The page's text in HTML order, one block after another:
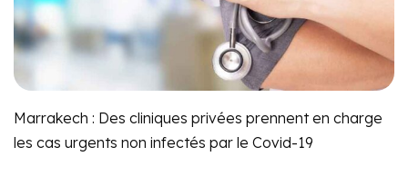
Marrakech : Des cliniques privées prennent en charge
les cas urgents non infectés par le Covid-19